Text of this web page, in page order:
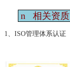
n 相关资质
1、ISO管理体系认证